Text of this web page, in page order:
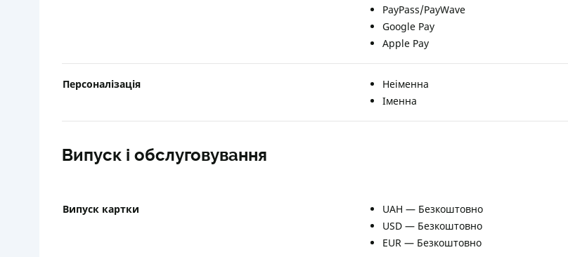
PayPass/PayWave
Google Pay
Apple Pay
Персоналізація
Неіменна
Іменна
Випуск і обслуговування
Випуск картки
UAH — Безкоштовно
USD — Безкоштовно
EUR — Безкоштовно